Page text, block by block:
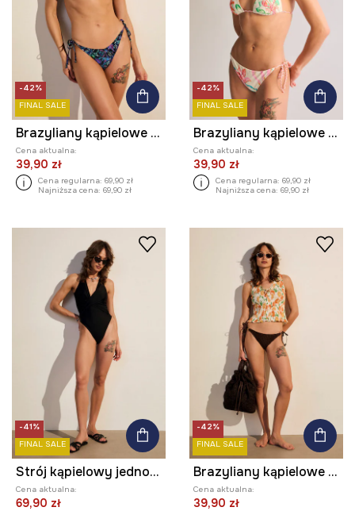
-42%
FINAL SALE
Brazyliany kąpielowe damskie
Cena aktualna:
39,90 zł
Cena regularna: 69,90 zł
Najniższa cena: 69,90 zł
-42%
FINAL SALE
Brazyliany kąpielowe damskie w kwiaty
Cena aktualna:
39,90 zł
Cena regularna: 69,90 zł
Najniższa cena: 69,90 zł
-41%
FINAL SALE
Strój kąpielowy jednoczęściowy damski
Cena aktualna:
69,90 zł
-42%
FINAL SALE
Brazyliany kąpielowe damskie
Cena aktualna:
39,90 zł